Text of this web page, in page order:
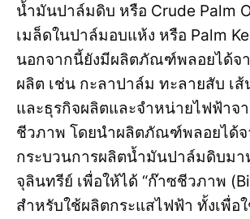
น้ำมันปาล์มดิบ หรือ Crude Palm
เมล็ดในปาล์มอบแห้ง หรือ Palm
นอกจากนี้ยังมีผลิตภัณฑ์พลอยได้จ
ผลิต เช่น กะลาปาล์ม ทะลายสับ เส้
และธุรกิจผลิตและจำหน่ายไฟฟ้าจ
ชีวภาพ โดยนำผลิตภัณฑ์พลอยได้จ
กระบวนการผลิตน้ำมันปาล์มดิบมา
จุลินทรีย์ เพื่อให้ได้ “ก๊าซชีวภาพ
สำหรับใช้ผลิตกระแสไฟฟ้า ทั้งเพื่อ